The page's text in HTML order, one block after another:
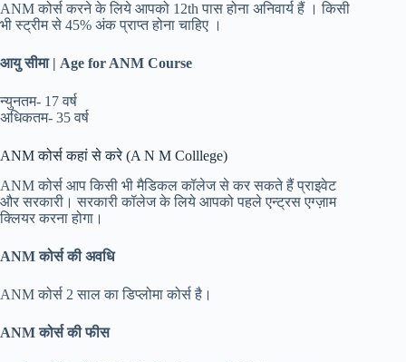
ANM कोर्स करने के लिये आपको 12th पास होना अनिवार्य हैं । किसी
भी स्ट्रीम से 45% अंक प्राप्त होना चाहिए ।
आयु सीमा | Age for ANM Course
न्युनतम- 17 वर्ष
अधिकतम- 35 वर्ष
ANM कोर्स कहां से करे (A N M Colllege)
ANM कोर्स आप किसी भी मैडिकल कॉलेज से कर सकते हैं प्राइवेट
और सरकारी। सरकारी कॉलेज के लिये आपको पहले एन्ट्रस एग्ज़ाम
क्लियर करना होगा।
ANM कोर्स की अवधि
ANM कोर्स 2 साल का डिप्लोमा कोर्स है।
ANM कोर्स की फीस